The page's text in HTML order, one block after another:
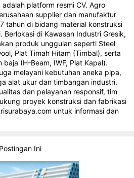
platform resmi CV. Agro
supplier dan manufaktur
tahun di bidang material konstruksi
di Kawasan Industri Gresik,
produk unggulan seperti Steel
Plat Timah Hitam (Timbal), serta
(H-Beam, IWF, Plat Kapal).
melayani kebutuhan aneka pipa,
alat ukur dan timbangan industri.
dan pelayanan responsif, tim
proyek konstruksi dan fabrikasi
untuk informasi dan
Ini